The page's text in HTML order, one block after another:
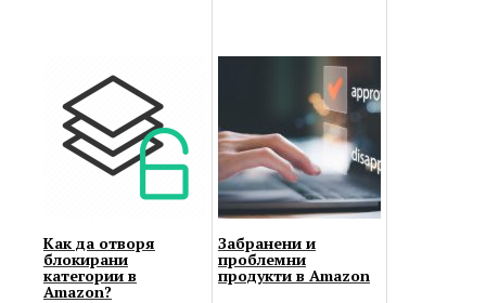
Как да отворя
блокирани
категории в
Amazon?
Забранени и
проблемни
продукти в Amazon